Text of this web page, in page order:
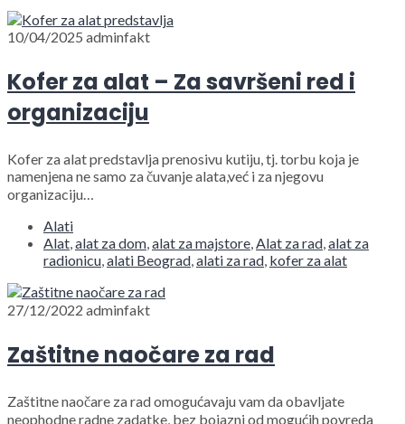
10/04/2025 adminfakt
Kofer za alat – Za savršeni red i
organizaciju
Kofer za alat predstavlja prenosivu kutiju, tj. torbu koja je
namenjena ne samo za čuvanje alata,već i za njegovu
organizaciju…
Alati
Alat,alat za dom,alat za majstore,Alat za rad,alat za
radionicu,alati Beograd,alati za rad, kofer za alat
27/12/2022 adminfakt
Zaštitne naočare za rad
Zaštitne naočare za rad omogućavaju vam da obavljate
neophodne radne zadatke, bez bojazni od mogućih povreda